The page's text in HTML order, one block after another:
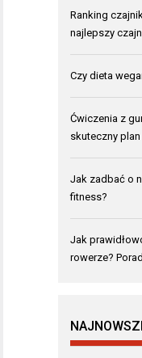
Ranking
najlepszy
Czy dieta
Ćwiczenia z
skuteczny
Jak zadbać o
fitness?
Jak
rowerze?